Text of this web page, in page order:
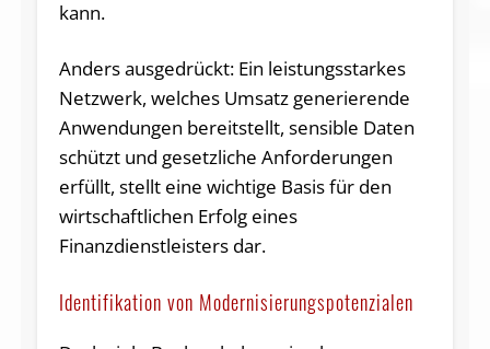
kann.
Anders ausgedrückt: Ein leistungsstarkes
Netzwerk, welches Umsatz generierende
Anwendungen bereitstellt, sensible Daten
schützt und gesetzliche Anforderungen
erfüllt, stellt eine wichtige Basis für den
wirtschaftlichen Erfolg eines
Finanzdienstleisters dar.
Identifikation von Modernisierungspotenzialen